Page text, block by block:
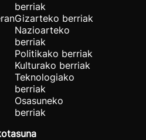
berriak
Gizarteko berriak
Nazioarteko
berriak
Politikako berriak
Kulturako berriak
Teknologiako
berriak
Osasuneko
berriak